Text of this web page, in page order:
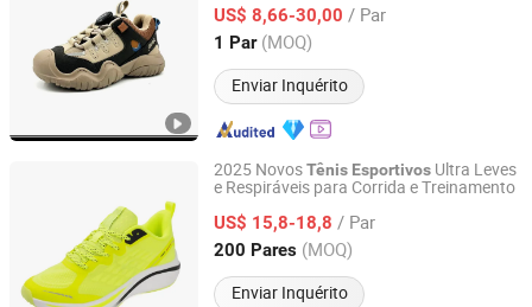
US$ 8,66-30,00 / Par
1 Par (MOQ)
Enviar Inquérito
Fujian, China Desde 2017
2025 NovosTênis Esportivos Ultra Leves
e Respiráveis para Corrida e Treinamento
US$ 15,8-18,8 / Par
200 Pares (MOQ)
Enviar Inquérito
Fujian Putian Huamin Import and Export Co., Ltd
Fujian, China Desde 2020